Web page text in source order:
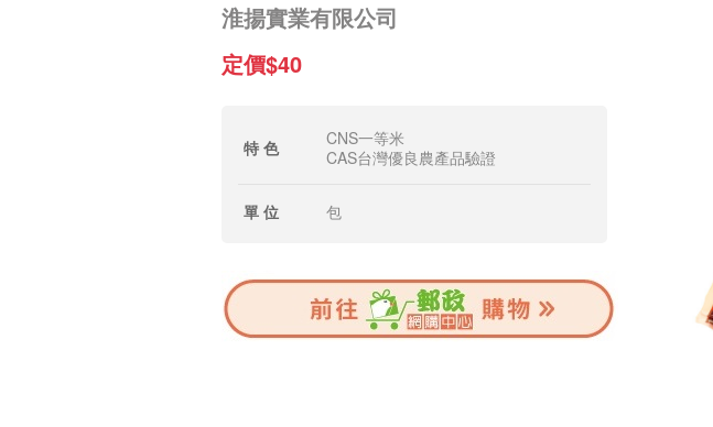
淮揚實業有限公司
定價$40
特 色
CNS一等米
CAS台灣優良農產品驗證
單 位 包